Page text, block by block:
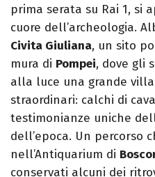
prima serata su Rai 1, si
cuore dell’archeologia.
Civita Giuliana, un sito
mura di Pompei, dove gli
alla luce una grande
straordinari: calchi di
testimonianze uniche
dell’epoca. Un percorso
nell’Antiquarium di
conservati alcuni dei